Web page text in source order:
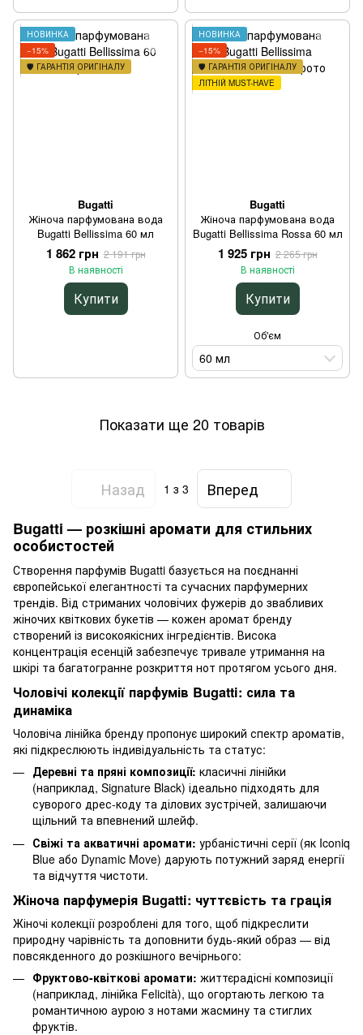
НОВИНКА
−15%
🛡️ ГАРАНТІЯ ОРИГІНАЛУ
Bugatti
Жіноча парфумована вода
Bugatti Bellissima 60 мл
1 862 грн 2 191 грн
В наявності
Купити
НОВИНКА
−15%
🛡️ ГАРАНТІЯ ОРИГІНАЛУ
ЛІТНІЙ MUST-HAVE
Bugatti
Жіноча парфумована вода
Bugatti Bellissima Rossa 60 мл
1 925 грн 2 265 грн
В наявності
Купити
Об'єм
60 мл
Показати ще 20 товарів
Назад 1 з 3
Вперед
Bugatti — розкішні аромати для стильних
особистостей
Створення парфумів Bugatti базується на поєднанні
європейської елегантності та сучасних парфумерних
трендів. Від стриманих чоловічих фужерів до звабливих
жіночих квіткових букетів — кожен аромат бренду
створений із високоякісних інгредієнтів. Висока
концентрація есенцій забезпечує тривале утримання на
шкірі та багатогранне розкриття нот протягом усього дня.
Чоловічі колекції парфумів Bugatti: сила та
динаміка
Чоловіча лінійка бренду пропонує широкий спектр ароматів,
які підкреслюють індивідуальність та статус:
Деревні та пряні композиції: класичні лінійки
(наприклад, Signature Black) ідеально підходять для
суворого дрес-коду та ділових зустрічей, залишаючи
щільний та впевнений шлейф.
Свіжі та акватичні аромати: урбаністичні серії (як Iconiq
Blue або Dynamic Move) дарують потужний заряд енергії
та відчуття чистоти.
Жіноча парфумерія Bugatti: чуттєвість та грація
Жіночі колекції розроблені для того, щоб підкреслити
природну чарівність та доповнити будь-який образ — від
повсякденного до розкішного вечірнього:
Фруктово-квіткові аромати: життєрадісні композиції
(наприклад, лінійка Felicità), що огортають легкою та
романтичною аурою з нотами жасмину та стиглих
фруктів.